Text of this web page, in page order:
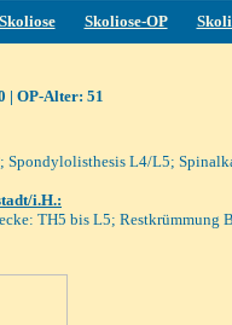
Skoliose Skoliose-OP
| OP-Alter: 51
Spondylolisthesis L4/L5;
i.H.:
e: TH5 bis L5; Restkrümmung